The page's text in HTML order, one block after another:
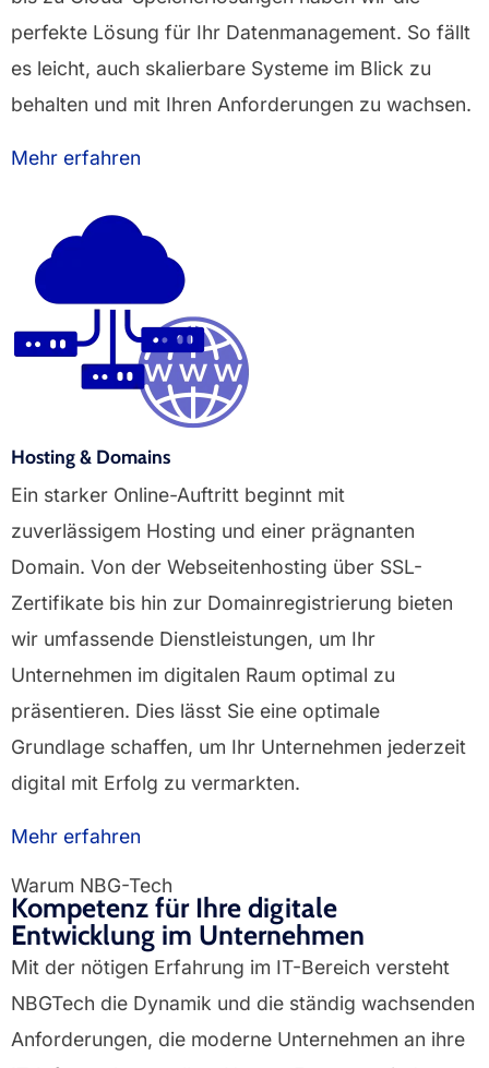
perfekte Lösung für Ihr Datenmanagement. So fällt
es leicht, auch skalierbare Systeme im Blick zu
behalten und mit Ihren Anforderungen zu wachsen.
Mehr erfahren
Hosting & Domains
Ein starker Online-Auftritt beginnt mit
zuverlässigem Hosting und einer prägnanten
Domain. Von der Webseitenhosting über SSL-
Zertifikate bis hin zur Domainregistrierung bieten
wir umfassende Dienstleistungen, um Ihr
Unternehmen im digitalen Raum optimal zu
präsentieren. Dies lässt Sie eine optimale
Grundlage schaffen, um Ihr Unternehmen jederzeit
digital mit Erfolg zu vermarkten.
Mehr erfahren
Warum NBG-Tech
Kompetenz für Ihre digitale
Entwicklung im Unternehmen
Mit der nötigen Erfahrung im IT-Bereich versteht
NBGTech die Dynamik und die ständig wachsenden
Anforderungen, die moderne Unternehmen an ihre